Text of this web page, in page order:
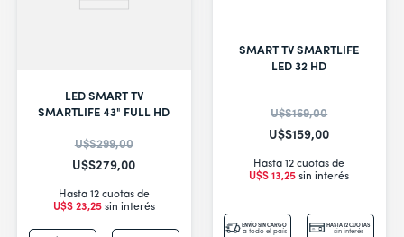
LED SMART TV
SMARTLIFE 43" FULL HD
U$S299,00
U$S279,00
Hasta 12 cuotas de
U$S 23,25sin interés
SMART TV SMARTLIFE
LED 32 HD
U$S169,00
U$S159,00
Hasta 12 cuotas de
U$S 13,25 sin interés
ENVÍO SIN CARGO
a todo el país
HASTA 12 CUOTAS
sin interés